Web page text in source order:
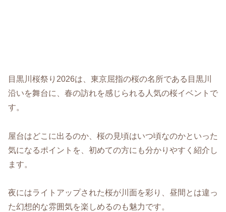
目黒川桜祭り2026は、東京屈指の桜の名所である目黒川
沿いを舞台に、春の訪れを感じられる人気の桜イベントで
す。
屋台はどこに出るのか、桜の見頃はいつ頃なのかといった
気になるポイントを、初めての方にも分かりやすく紹介し
ます。
夜にはライトアップされた桜が川面を彩り、昼間とは違っ
た幻想的な雰囲気を楽しめるのも魅力です。